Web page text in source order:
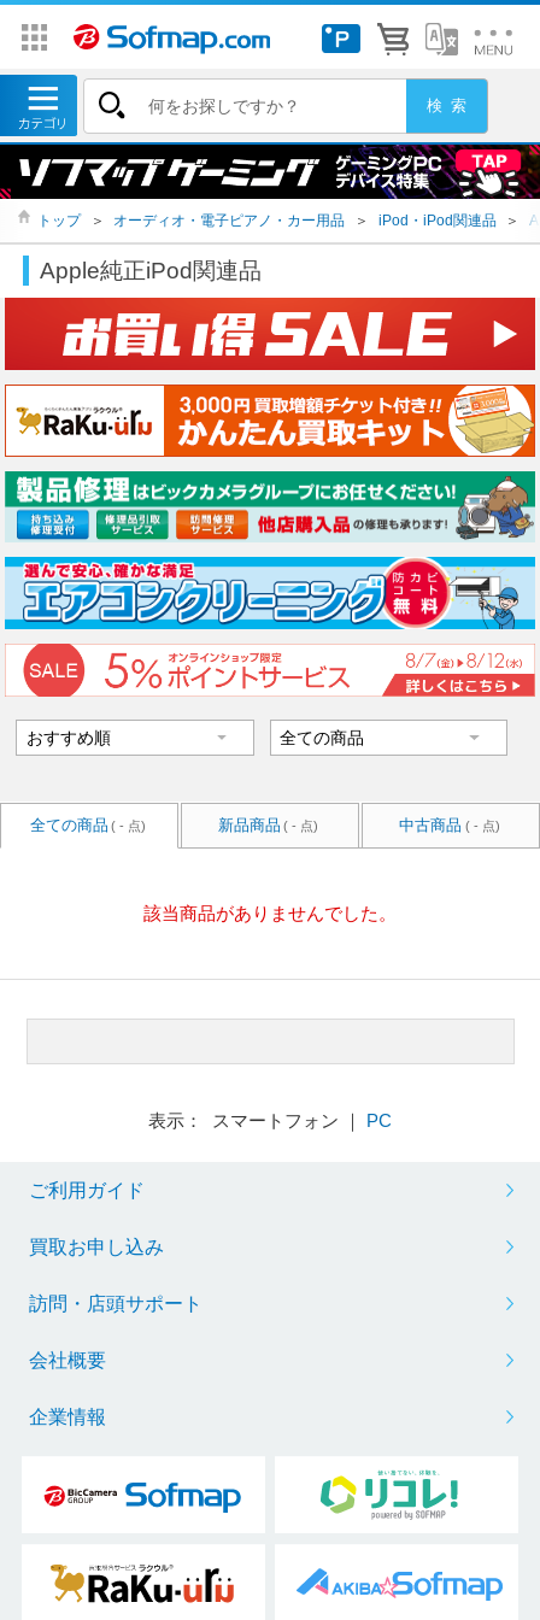
トップ ＞ オーディオ・電子ピアノ・カー用品 ＞ iPod・iPod関連品 ＞
Apple純正iPod関連品
全ての商品 ( - 点) 新品商品 ( - 点) 中古商品 ( - 点)
該当商品がありませんでした。
表示： スマートフォン ｜ PC
ご利用ガイド
買取お申し込み
訪問・店頭サポート
会社概要
企業情報